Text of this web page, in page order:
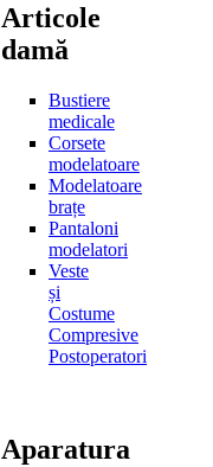
Articole
damă
Bustiere
medicale
Corsete
modelatoare
Modelatoare
brațe
Pantaloni
modelatori
Veste
și
Costume
Compresive
Postoperatori
Aparatura